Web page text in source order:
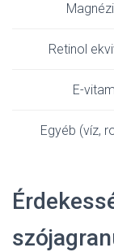
Retinol
E-
Egyéb (víz,